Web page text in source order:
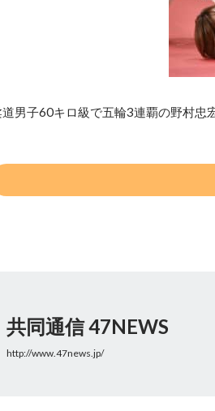
道男子60キロ級で五輪3連覇の野村
共同通信 47NEWS
http://www.47news.jp/